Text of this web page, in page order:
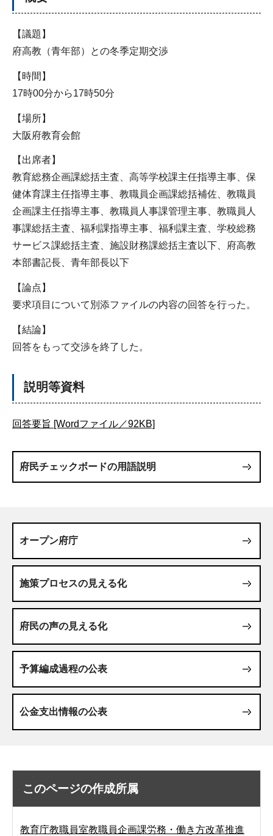
【議題】
府高教（青年部）との冬季定期交渉
【時間】
17時00分から17時50分
【場所】
大阪府教育会館
【出席者】
教育総務企画課総括主査、高等学校課主任指導主事、保
健体育課主任指導主事、教職員企画課総括補佐、教職員
企画課主任指導主事、教職員人事課管理主事、教職員人
事課総括主査、福利課指導主事、福利課主査、学校総務
サービス課総括主査、施設財務課総括主査以下、府高教
本部書記長、青年部長以下
【論点】
要求項目について別添ファイルの内容の回答を行った。
【結論】
回答をもって交渉を終了した。
説明等資料
回答要旨 [Wordファイル／92KB]
府民チェックボードの用語説明
オープン府庁
施策プロセスの見える化
府民の声の見える化
予算編成過程の公表
公金支出情報の公表
このページの作成所属
教育庁教職員室教職員企画課労務・働き方改革推進